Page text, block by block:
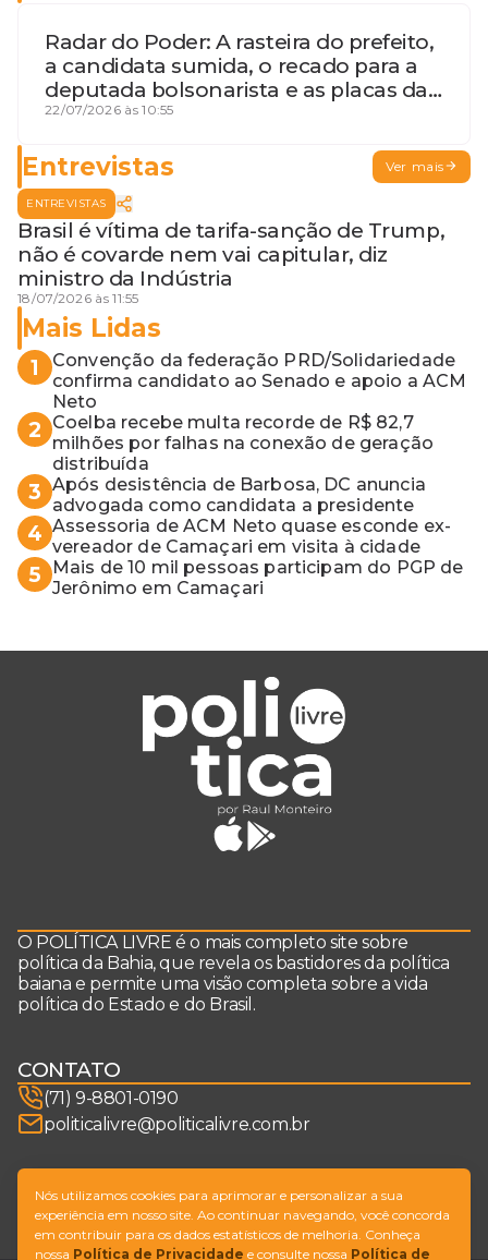
Radar do Poder: A rasteira do prefeito,
a candidata sumida, o recado para a
deputada bolsonarista e as placas da
discórdia
22/07/2026 às 10:55
Entrevistas Ver mais
ENTREVISTAS
Brasil é vítima de tarifa-sanção de Trump,
não é covarde nem vai capitular, diz
ministro da Indústria
18/07/2026 às 11:55
Mais Lidas
1
Convenção da federação PRD/Solidariedade
confirma candidato ao Senado e apoio a ACM
Neto
2
Coelba recebe multa recorde de R$ 82,7
milhões por falhas na conexão de geração
distribuída
3 Após desistência de Barbosa, DC anuncia
advogada como candidata a presidente
4 Assessoria de ACM Neto quase esconde ex-
vereador de Camaçari em visita à cidade
5
Mais de 10 mil pessoas participam do PGP de
Jerônimo em Camaçari
O POLÍTICA LIVRE é o mais completo site sobre
política da Bahia, que revela os bastidores da política
baiana e permite uma visão completa sobre a vida
política do Estado e do Brasil.
CONTATO
(71) 9-8801-0190
politicalivre@politicalivre.com.br
SIGA-NOS
Nós utilizamos cookies para aprimorar e personalizar a sua
experiência em nosso site. Ao continuar navegando, você concorda
em contribuir para os dados estatísticos de melhoria. Conheça
nossa Política de Privacidade e consulte nossa Política de